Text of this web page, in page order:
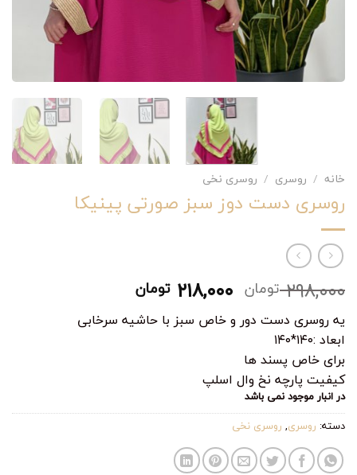
خانه / روسری / روسری نخی
روسری دست دوز سبز صورتی پینیکا ‎‎
۲۹۸,۰۰۰ تومان قیمت
اصلی:
۲۹۸,۰۰۰ تومان
۲۱۸,۰۰۰ تومانقیمت
فعلی:
۲۱۸,۰۰۰ تومان.
یه روسری دست دور و خاص سبز با حاشیه سرخابی
ابعاد :۱۴۰*۱۴۰
برای خاص پسند ها
کیفیت پارچه نخ وال اسلپ
در انبار موجود نمی باشد
دسته: روسری, روسری نخی